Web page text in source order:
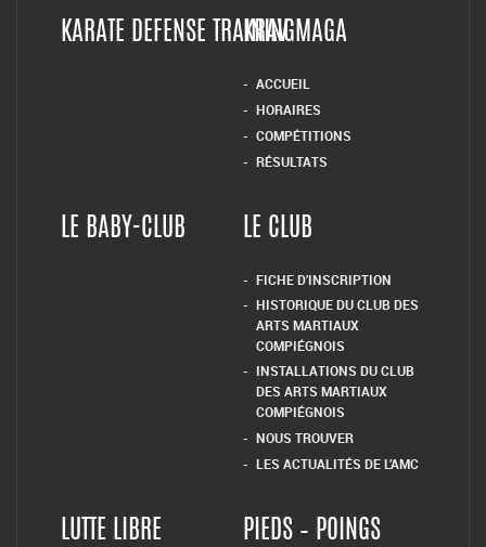
KARATE DEFENSE TRAININGKRAV MAGA
ACCUEIL
HORAIRES
COMPÉTITIONS
RÉSULTATS
LE BABY-CLUB LE CLUB
FICHE D’INSCRIPTION
HISTORIQUE DU CLUB DES
ARTS MARTIAUX
COMPIÉGNOIS
INSTALLATIONS DU CLUB
DES ARTS MARTIAUX
COMPIÉGNOIS
NOUS TROUVER
LES ACTUALITÉS DE L’AMC
LUTTE LIBRE PIEDS – POINGS